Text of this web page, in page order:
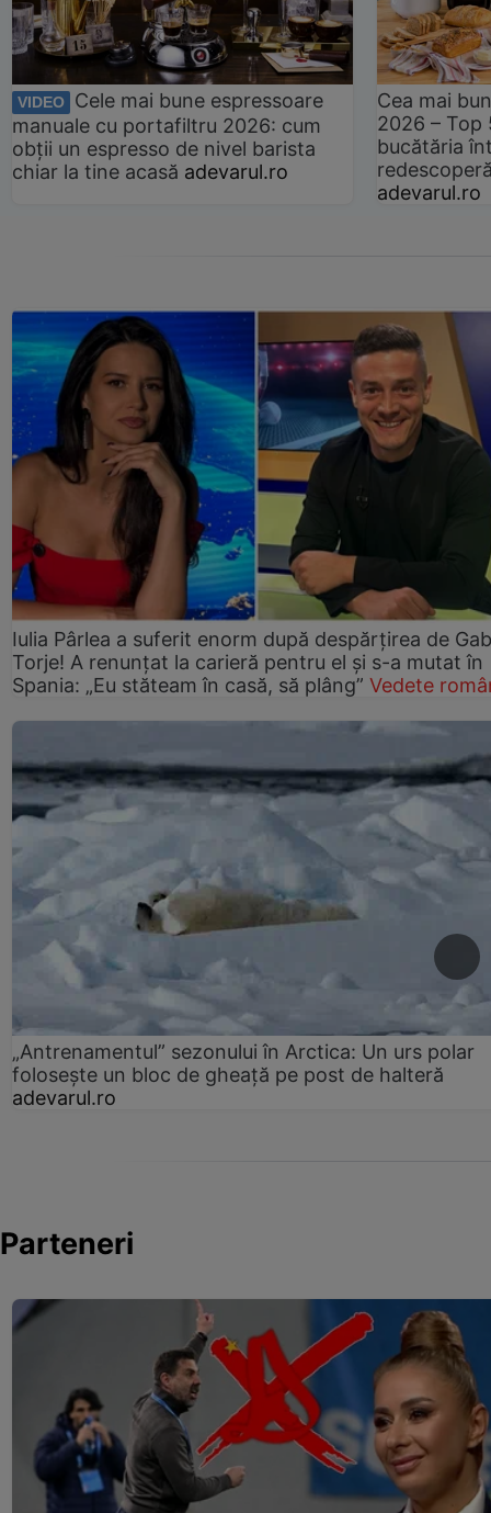
VIDEO
Cele mai bune espressoare
manuale cu portafiltru 2026: cum
obții un espresso de nivel barista
chiar la tine acasă adevarul.ro
Cea mai
2026 –
bucătăria
adevarul.ro
Iulia Pârlea a suferit enorm după despărțirea de
Torje! A renunțat la carieră pentru el și s-a mutat în
Spania: „Eu stăteam în casă, să plâng” Vedete
„Antrenamentul” sezonului în Arctica: Un urs polar
folosește un bloc de gheață pe post de halteră
adevarul.ro
Parteneri